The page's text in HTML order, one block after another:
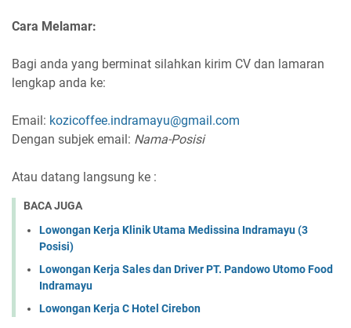
Cara Melamar:
Bagi anda yang berminat silahkan kirim CV dan lamaran
lengkap anda ke:
Email: kozicoffee.indramayu@gmail.com
Dengan subjek email: Nama-Posisi
Atau datang langsung ke :
BACA JUGA
Lowongan Kerja Klinik Utama Medissina Indramayu (3
Posisi)
Lowongan Kerja Sales dan Driver PT. Pandowo Utomo Food
Indramayu
Lowongan Kerja C Hotel Cirebon